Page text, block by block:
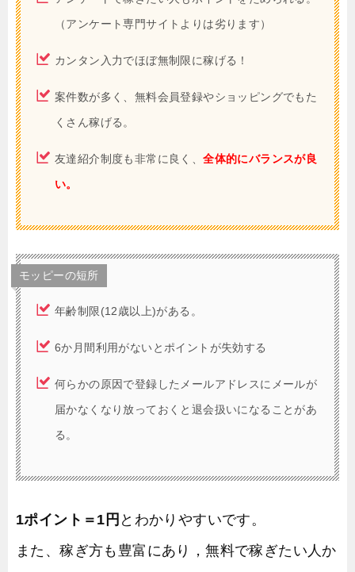
（アンケート専門サイトよりは劣ります）
カンタン入力でほぼ無制限に稼げる！
案件数が多く、無料会員登録やショッピングでもた
くさん稼げる。
友達紹介制度も非常に良く、全体的にバランスが良
い。
モッピーの短所
年齢制限(12歳以上)がある。
6か月間利用がないとポイントが失効する
何らかの原因で登録したメールアドレスにメールが
届かなくなり放っておくと退会扱いになることがあ
る。
1ポイント＝1円 とわかりやすいです。
また、稼ぎ方も豊富にあり，無料で稼ぎたい人か